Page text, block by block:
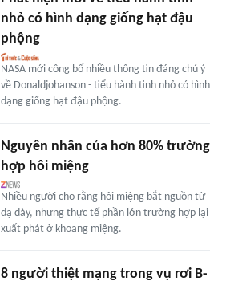
nhỏ có hình dạng giống hạt đậu
phộng
NASA mới công bố nhiều thông tin đáng chú ý
về Donaldjohanson - tiểu hành tinh nhỏ có hình
dạng giống hạt đậu phộng.
Nguyên nhân của hơn 80% trường
hợp hôi miệng
Nhiều người cho rằng hôi miệng bắt nguồn từ
dạ dày, nhưng thực tế phần lớn trường hợp lại
xuất phát ở khoang miệng.
8 người thiệt mạng trong vụ rơi B-